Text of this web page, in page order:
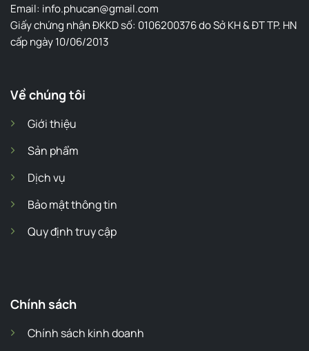
Email: info.phucan@gmail.com
Giấy chứng nhận ĐKKD số: 0106200376 do Sở KH & ĐT TP. HN
cấp ngày 10/06/2013
Về chúng tôi
Giới thiệu
Sản phẩm
Dịch vụ
Bảo mật thông tin
Quy định truy cập
Chính sách
Chính sách kinh doanh